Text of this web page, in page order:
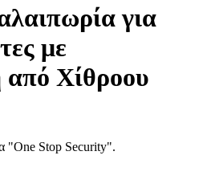
για
με
από Χίθροου
"One Stop Security".